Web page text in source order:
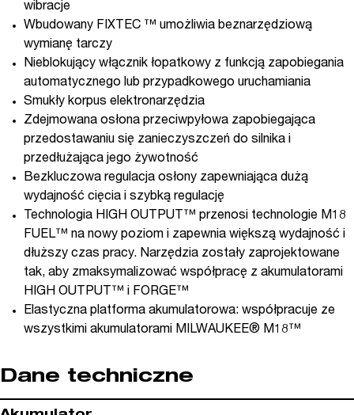
wibracje
Wbudowany FIXTEC ™ umożliwia beznarzędziową
wymianę tarczy
Nieblokujący włącznik łopatkowy z funkcją zapobiegania
automatycznego lub przypadkowego uruchamiania
Smukły korpus elektronarzędzia
Zdejmowana osłona przeciwpyłowa zapobiegająca
przedostawaniu się zanieczyszczeń do silnika i
przedłużająca jego żywotność
Bezkluczowa regulacja osłony zapewniająca dużą
wydajność cięcia i szybką regulację
Technologia HIGH OUTPUT™ przenosi technologie M18
FUEL™ na nowy poziom i zapewnia większą wydajność i
dłuższy czas pracy. Narzędzia zostały zaprojektowane
tak, aby zmaksymalizować współpracę z akumulatorami
HIGH OUTPUT™ i FORGE™
Elastyczna platforma akumulatorowa: współpracuje ze
wszystkimi akumulatorami MILWAUKEE® M18™
Dane techniczne